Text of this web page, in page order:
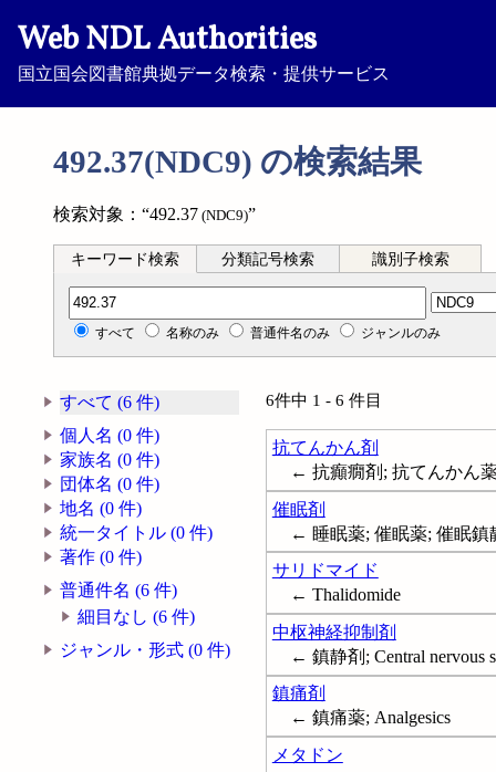
Web NDL Authorities
国立国会図書館典拠データ検索・提供サービス
492.37(NDC9) の検索結果
検索対象：“492.37 (NDC9)”
キーワード検索 分類記号検索 識別子検索
分類記号検索
すべて 名称のみ 普通件名のみ ジャンルのみ
すべて (6 件)
個人名 (0 件)
家族名 (0 件)
団体名 (0 件)
地名 (0 件)
統一タイトル (0 件)
著作 (0 件)
普通件名 (6 件)
細目なし (6 件)
ジャンル・形式 (0 件)
6件中 1 - 6 件目
抗てんかん剤
← 抗癲癇剤; 抗てんかん
催眠剤
← 睡眠薬; 催眠薬; 催眠鎮
サリドマイド
← Thalidomide
中枢神経抑制剤
← 鎮静剤; Central nervous
鎮痛剤
← 鎮痛薬; Analgesics
メタドン